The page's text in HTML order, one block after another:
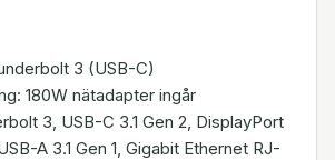
3 (USB-C)
180W nätadapter ingår
3, USB-C 3.1 Gen 2, DisplayPort
A 3.1 Gen 1, Gigabit Ethernet RJ-